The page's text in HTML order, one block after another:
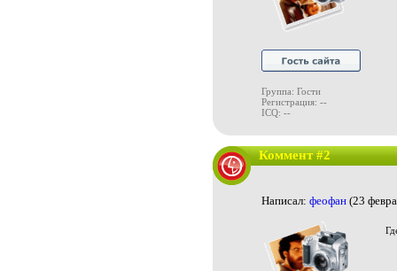
Группа: Гости
Регистрация: --
ICQ: --
Коммент #2
Написал: феофан (23